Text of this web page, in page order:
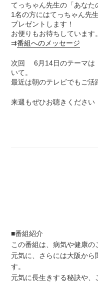
てっちゃん先生の「あなた
1名の方にはてっちゃん先
プレゼントします！
お便りもお待ちしています。
⇉番組へのメッセージ
次回 6月14日のテーマは
いて。
最近は朝のテレビでもご活
来週もぜひお聴きください
■番組紹介
この番組は、病気や健康
元気に、さらには大阪か
す。
元気に長生きする秘訣や